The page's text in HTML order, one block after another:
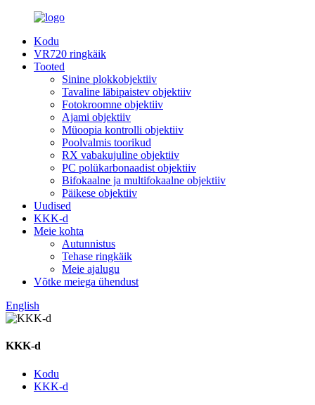
Kodu
VR720 ringkäik
Tooted
Sinine plokkobjektiiv
Tavaline läbipaistev objektiiv
Fotokroomne objektiiv
Ajami objektiiv
Müoopia kontrolli objektiiv
Poolvalmis toorikud
RX vabakujuline objektiiv
PC polükarbonaadist objektiiv
Bifokaalne ja multifokaalne objektiiv
Päikese objektiiv
Uudised
KKK-d
Meie kohta
Autunnistus
Tehase ringkäik
Meie ajalugu
Võtke meiega ühendust
English
KKK-d
Kodu
KKK-d